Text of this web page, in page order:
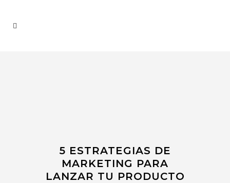
5 ESTRATEGIAS DE
MARKETING PARA
LANZAR TU PRODUCTO